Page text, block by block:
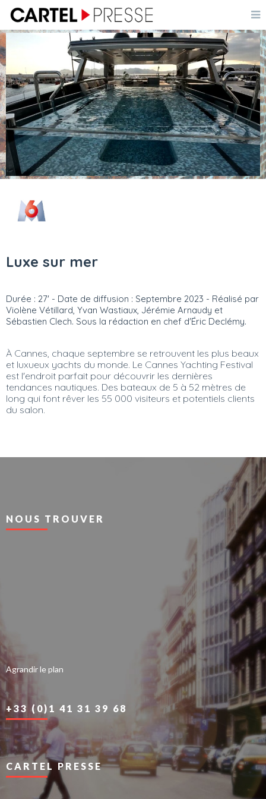
Luxe sur mer
Durée : 27' - Date de diffusion : Septembre 2023 - Réalisé par
Violène Vétillard, Yvan Wastiaux, Jérémie Arnaudy et
Sébastien Clech. Sous la rédaction en chef d'Éric Declémy.
À Cannes, chaque septembre se retrouvent les plus beaux
et luxueux yachts du monde. Le Cannes Yachting Festival
est l'endroit parfait pour découvrir les dernières
tendances nautiques. Des bateaux de 5 à 52 mètres de
long qui font rêver les 55 000 visiteurs et potentiels clients
du salon.
NOUS TROUVER
Agrandir le plan
+33 (0)1 41 31 39 68
CARTEL PRESSE